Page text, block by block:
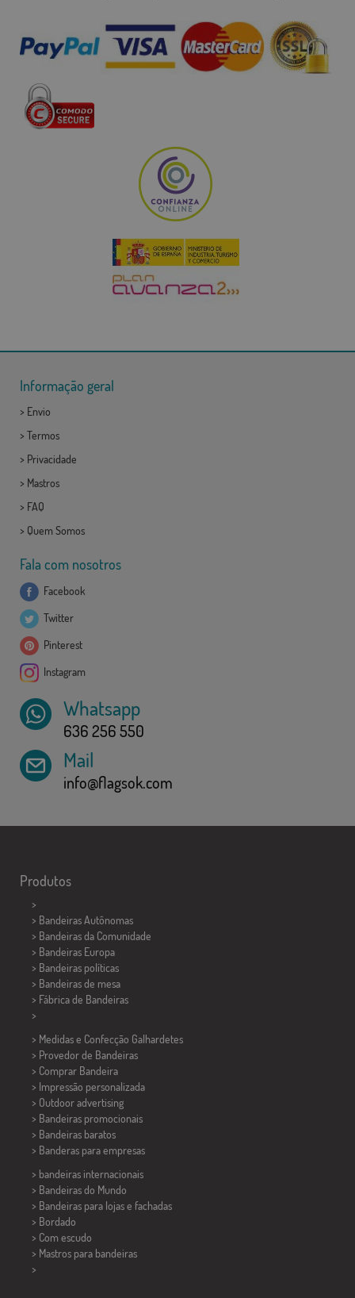
Informação geral
> Envio
> Termos
> Privacidade
> Mastros
> FAQ
> Quem Somos
Fala com nosotros
Facebook
Twitter
Pinterest
Instagram
Whatsapp
636 256 550
Mail
info@flagsok.com
Produtos
>
> Bandeiras Autônomas
> Bandeiras da Comunidade
> Bandeiras Europa
> Bandeiras políticas
> Bandeiras de mesa
> Fábrica de Bandeiras
>
> Medidas e Confecção Galhardetes
> Provedor de Bandeiras
> Comprar Bandeira
> Impressão personalizada
> Outdoor advertising
> Bandeiras promocionais
> Bandeiras baratos
> Banderas para empresas
> bandeiras internacionais
> Bandeiras do Mundo
> Bandeiras para lojas e fachadas
> Bordado
> Com escudo
> Mastros para bandeiras
>